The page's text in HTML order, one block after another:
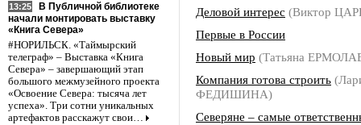
13:25
В Публичной библиотеке
начали монтировать выставку
«Книга Севера»
#НОРИЛЬСК. «Таймырский
телеграф» – Выставка «Книга
Севера» – завершающий этап
большого межмузейного проекта
«Освоение Севера: тысяча лет
успеха». Три сотни уникальных
артефактов расскажут свои…
Деловой интерес (Виктор
Первые в России
Новый мир (Татьяна
Компания готова строить
ФЕДИШИНА)
Северяне – самые